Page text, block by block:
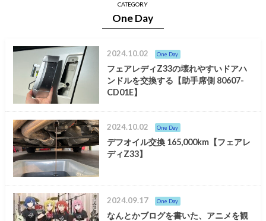
CATEGORY
One Day
2024.10.02 One Day
フェアレディZ33の壊れやすいドアハ
ンドルを交換する【助手席側 80607-
CD01E】
2024.10.02 One Day
デフオイル交換 165,000km【フェアレ
ディZ33】
2024.09.17 One Day
なんとかブログを書いた、アニメを観